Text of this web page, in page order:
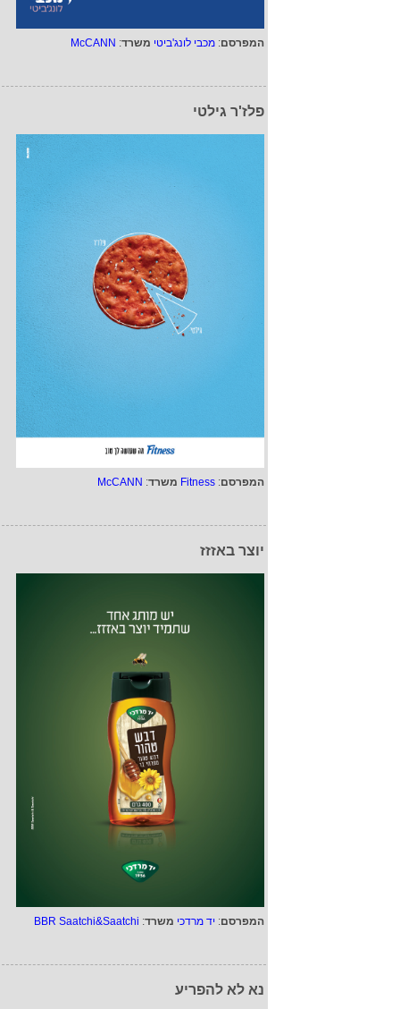
המפרסם: מכבי לונג'ביטי משרד:
McCANN
פלז'ר גילטי
המפרסם:
Fitness משרד:
McCANN
יוצר באזזז
המפרסם: יד מרדכי משרד:
BBR Saatchi&Saatchi
נא לא להפריע